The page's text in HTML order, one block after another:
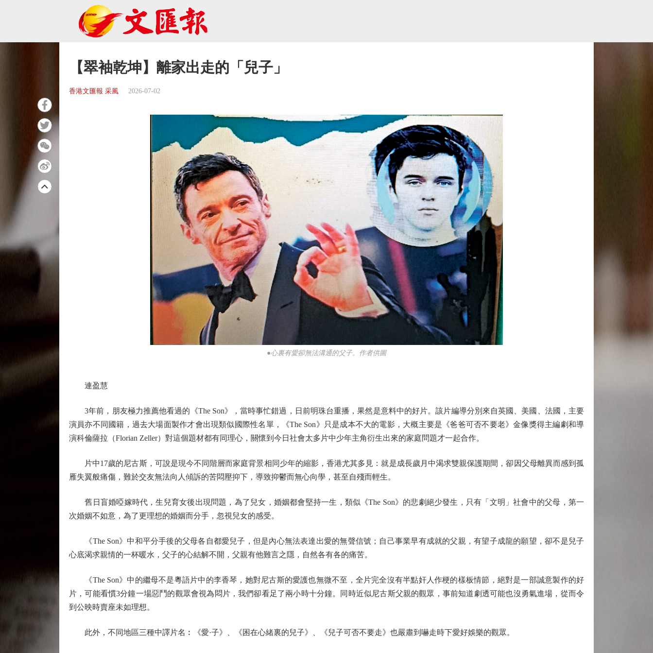
【翠袖乾坤】離家出走的「兒子」
香港文匯報 采風 2026-07-02
●心裏有愛卻無法溝通的父子。作者供圖
連盈慧
3年前，朋友極力推薦他看過的《The Son》，當時事忙錯過，日前明珠台重播，果然是意料中的好片。該片編導分別來自英國、美國、法國，主要
演員亦不同國籍，過去大場面製作才會出現類似國際性名單，《The Son》只是成本不大的電影，大概主要是《爸爸可否不要老》金像獎得主編劇和導
演科倫薩拉（Florian Zeller）對這個題材都有同理心，關懷到今日社會太多片中少年主角衍生出來的家庭問題才一起合作。
片中17歲的尼古斯，可說是現今不同階層而家庭背景相同少年的縮影，香港尤其多見：就是成長歲月中渴求雙親保護期間，卻因父母離異而感到孤
雁失翼般痛傷，難於交友無法向人傾訴的苦悶壓抑下，導致抑鬱而無心向學，甚至自殘而輕生。
舊日盲婚啞嫁時代，生兒育女後出現問題，為了兒女，婚姻都會堅持一生，類似《The Son》的悲劇絕少發生，只有「文明」社會中的父母，第一
次婚姻不如意，為了更理想的婚姻而分手，忽視兒女的感受。
《The Son》中和平分手後的父母各自都愛兒子，但是內心無法表達出愛的無聲信號；自己事業早有成就的父親，有望子成龍的願望，卻不是兒子
心底渴求親情的一杯暖水，父子的心結解不開，父親有他難言之隱，自然各有各的痛苦。
《The Son》中的繼母不是粵語片中的李香琴，她對尼古斯的愛護也無微不至，全片完全沒有半點奸人作梗的樣板情節，絕對是一部誠意製作的好
片，可能看慣3分鐘一場惡鬥的觀眾會視為悶片，我們卻看足了兩小時十分鐘。同時近似尼古斯父親的觀眾，事前知道劇透可能也沒勇氣進場，從而令
到公映時賣座未如理想。
此外，不同地區三種中譯片名︰《愛·子》、《困在心緒裏的兒子》、《兒子可否不要走》也嚴肅到嚇走時下愛好娛樂的觀眾。